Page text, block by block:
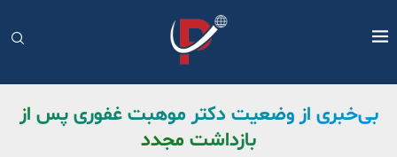
بی‌خبری از وضعیت دکتر موهبت غفوری پس از
بازداشت مجدد